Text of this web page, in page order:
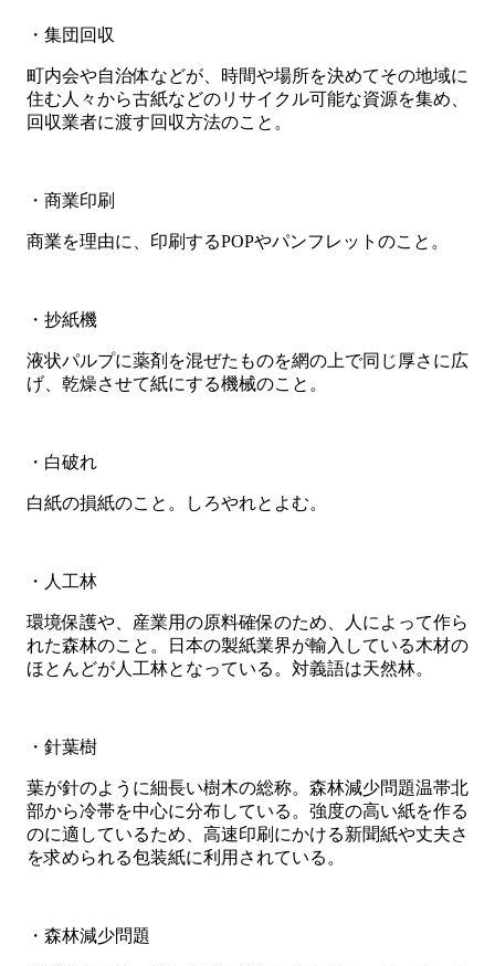
・集団回収
町内会や自治体などが、時間や場所を決めてその地域に
住む人々から古紙などのリサイクル可能な資源を集め、
回収業者に渡す回収方法のこと。
・商業印刷
商業を理由に、印刷するPOPやパンフレットのこと。
・抄紙機
液状パルプに薬剤を混ぜたものを網の上で同じ厚さに広
げ、乾燥させて紙にする機械のこと。
・白破れ
白紙の損紙のこと。しろやれとよむ。
・人工林
環境保護や、産業用の原料確保のため、人によって作ら
れた森林のこと。日本の製紙業界が輸入している木材の
ほとんどが人工林となっている。対義語は天然林。
・針葉樹
葉が針のように細長い樹木の総称。森林減少問題温帯北
部から冷帯を中心に分布している。強度の高い紙を作る
のに適しているため、高速印刷にかける新聞紙や丈夫さ
を求められる包装紙に利用されている。
・森林減少問題